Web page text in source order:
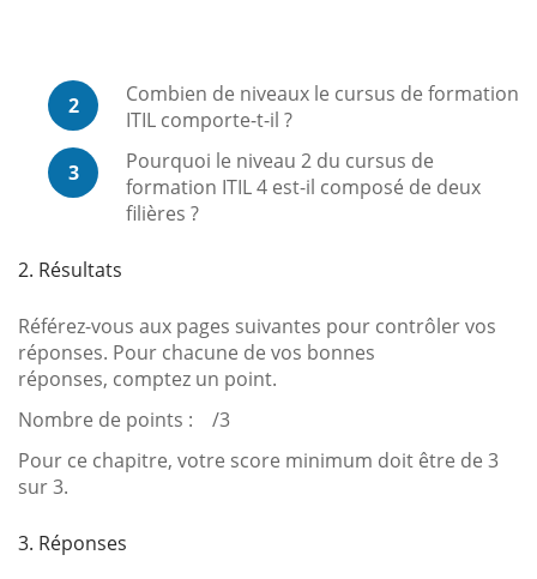
2
Combien de niveaux le cursus de formation
ITIL comporte-t-il ?
3
Pourquoi le niveau 2 du cursus de
formation ITIL 4 est-il composé de deux
filières ?
2. Résultats
Référez-vous aux pages suivantes pour contrôler vos
réponses. Pour chacune de vos bonnes
réponses, comptez un point.
Nombre de points : /3
Pour ce chapitre, votre score minimum doit être de 3
sur 3.
3. Réponses